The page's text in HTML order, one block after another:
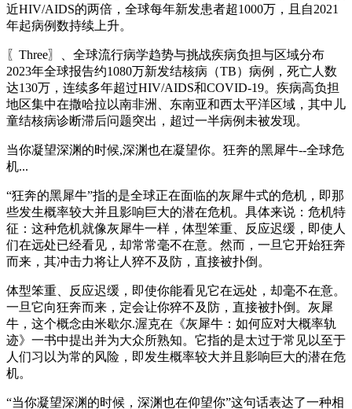
近HIV/AIDS的两倍，全球每年新发患者超1000万，且自2021
年起病例数持续上升。
〖Three〗、全球流行病学趋势与挑战疾病负担与区域分布
2023年全球报告约1080万新发结核病（TB）病例，死亡人数
达130万，连续多年超过HIV/AIDS和COVID-19。疾病高负担
地区集中在撒哈拉以南非洲、东南亚和西太平洋区域，其中儿
童结核病诊断滞后问题突出，超过一半病例未被发现。
当你凝望深渊的时候,深渊也在凝望你。狂奔的黑犀牛--全球危
机...
“狂奔的黑犀牛”指的是全球正在面临的灰犀牛式的危机，即那
些发生概率较大并且影响巨大的潜在危机。具体来说：危机特
征：这种危机就像灰犀牛一样，体型笨重、反应迟缓，即使人
们在远处已经看见，却常常毫不在意。然而，一旦它开始狂奔
而来，其冲击力将让人猝不及防，直接被扑倒。
体型笨重、反应迟缓，即使你能看见它在远处，却毫不在意。
一旦它向狂奔而来，定会让你猝不及防，直接被扑倒。灰犀
牛，这个概念由米歇尔.渥克在《灰犀牛：如何应对大概率轨
迹》一书中提出并为大众所熟知。它指的是太过于常见以至于
人们习以为常的风险，即发生概率较大并且影响巨大的潜在危
机。
“当你凝望深渊的时候，深渊也在仰望你”这句话表达了一种相